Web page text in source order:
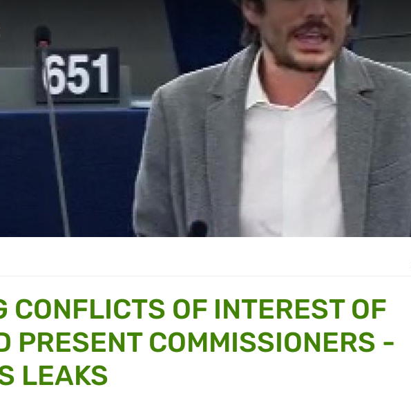
CONFLICTS OF INTEREST OF
PRESENT COMMISSIONERS -
LEAKS